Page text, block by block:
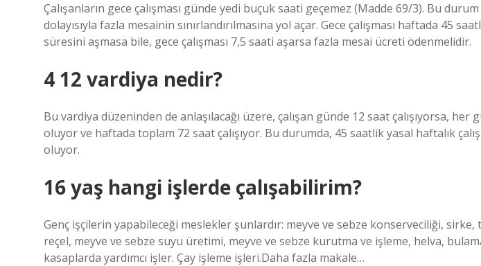
Çalışanların gece çalışması günde yedi buçuk saati geçemez (Madde 69/3). Bu
dolayısıyla fazla mesainin sınırlandırılmasına yol açar. Gece çalışması haftada 45
süresini aşmasa bile, gece çalışması 7,5 saati aşarsa fazla mesai ücreti ödenmelidir.
4 12 vardiya nedir?
Bu vardiya düzeninden de anlaşılacağı üzere, çalışan günde 12 saat çalışıyorsa, her
oluyor ve haftada toplam 72 saat çalışıyor. Bu durumda, 45 saatlik yasal haftalık
oluyor.
16 yaş hangi işlerde çalışabilirim?
Genç işçilerin yapabileceği meslekler şunlardır: meyve ve sebze konserveciliği, sirke,
reçel, meyve ve sebze suyu üretimi, meyve ve sebze kurutma ve işleme, helva,
kasaplarda yardımcı işler. Çay işleme işleri.Daha fazla makale…